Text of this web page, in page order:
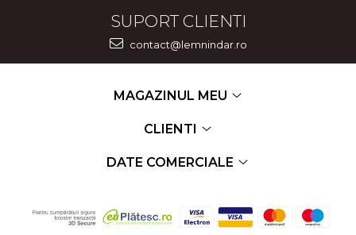
SUPORT CLIENTI
contact@lemnindar.ro
MAGAZINUL MEU
CLIENTI
DATE COMERCIALE